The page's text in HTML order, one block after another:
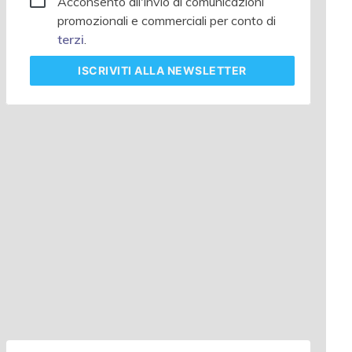
promozionali e commerciali per conto di
terzi.
ISCRIVITIALLA NEWSLETTER